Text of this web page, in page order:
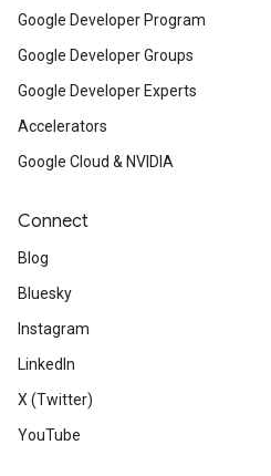
Google Developer Program
Google Developer Groups
Google Developer Experts
Accelerators
Google Cloud & NVIDIA
Connect
Blog
Bluesky
Instagram
LinkedIn
X (Twitter)
YouTube